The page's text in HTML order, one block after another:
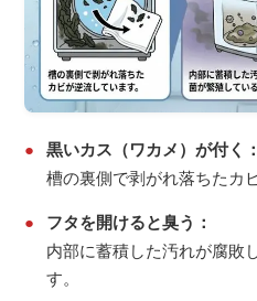
● 黒いカス（ワカメ）が付く：
槽の裏側で剥がれ落ちたカ
●
フタを開けると臭う：
内部に蓄積した汚れが腐敗
す。